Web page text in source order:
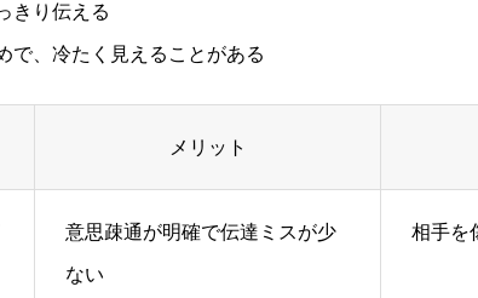
きり伝える
で、冷たく見えることがある
メリット
意思疎通が明確で伝達ミスが少
ない
相手を